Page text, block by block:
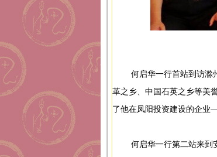
何启华一行首站到访滁
革之乡、中国石英之乡等美
了他在凤阳投资建设的企业
何启华一行第二站来到